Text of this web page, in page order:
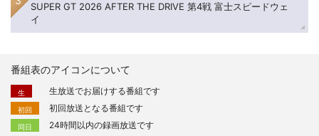
SUPER GT 2026 AFTER THE DRIVE 第4戦 富士スピードウェ
イ
番組表のアイコンについて
生 生放送でお届けする番組です
初回 初回放送となる番組です
同日 24時間以内の録画放送です